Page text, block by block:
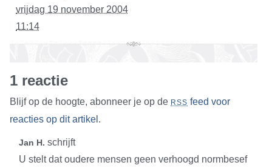
vrijdag 19 november 2004
11:14
1 reactie
Blijf op de hoogte, abonneer je op de RSS feed voor
reacties op dit artikel .
Jan H. schrijft
U stelt dat oudere mensen geen verhoogd normbesef